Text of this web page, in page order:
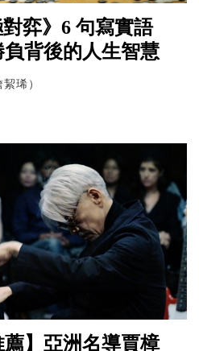
弈》6 句寫實語
背後的人生智慧
琋）
薦】亞洲名導賈樟